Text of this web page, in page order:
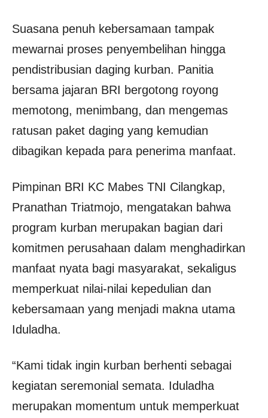
Suasana penuh kebersamaan tampak
mewarnai proses penyembelihan hingga
pendistribusian daging kurban. Panitia
bersama jajaran BRI bergotong royong
memotong, menimbang, dan mengemas
ratusan paket daging yang kemudian
dibagikan kepada para penerima manfaat.
Pimpinan BRI KC Mabes TNI Cilangkap,
Pranathan Triatmojo, mengatakan bahwa
program kurban merupakan bagian dari
komitmen perusahaan dalam menghadirkan
manfaat nyata bagi masyarakat, sekaligus
memperkuat nilai-nilai kepedulian dan
kebersamaan yang menjadi makna utama
Iduladha.
“Kami tidak ingin kurban berhenti sebagai
kegiatan seremonial semata. Iduladha
merupakan momentum untuk memperkuat